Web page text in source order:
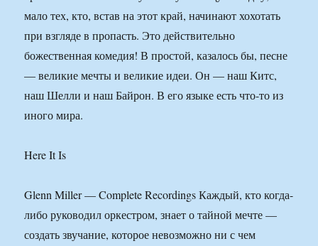
мало тех, кто, встав на этот край, начинают хохотать
при взгляде в пропасть. Это действительно
божественная комедия! В простой, казалось бы, песне
— великие мечты и великие идеи. Он — наш Китс,
наш Шелли и наш Байрон. В его языке есть что-то из
иного мира.
Here It Is
Glenn Miller — Complete Recordings Каждый, кто когда-
либо руководил оркестром, знает о тайной мечте —
создать звучание, которое невозможно ни с чем